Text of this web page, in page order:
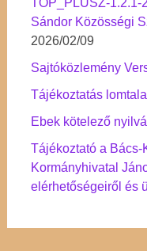
TOP_PLUSZ-1.2.1-
Sándor Közösségi
2026/02/09
Sajtóközlemény
Tájékoztatás
Ebek kötelező
Tájékoztató a Bács-
Kormányhivatal
elérhetőségeiről és